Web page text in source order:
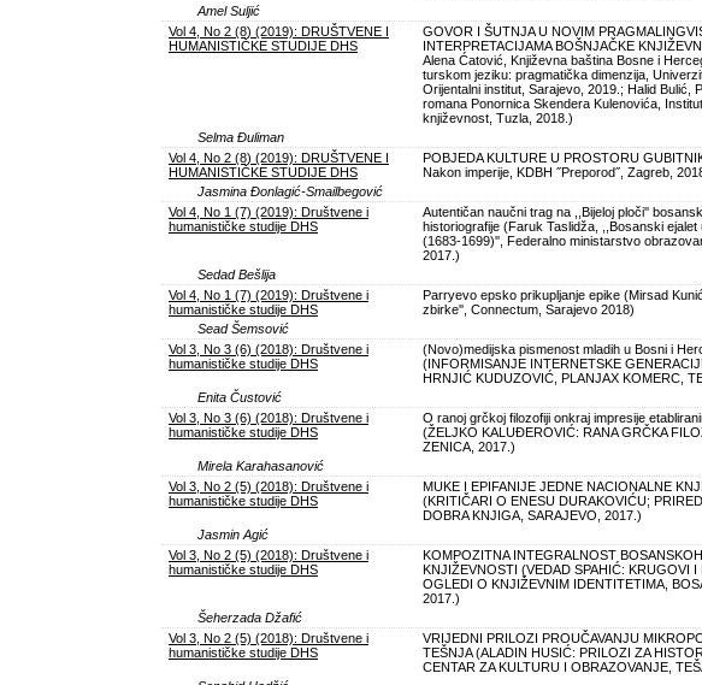
Amel Suljić
Vol 4, No 2 (8) (2019): DRUŠTVENE I
HUMANISTIČKE STUDIJE DHS
GOVOR I ŠUTNJA U NOVIM
INTERPRETACIJAMA BOŠNJAČKE
Alena Ćatović, Književna baština Bosne i
turskom jeziku: pragmatička dimenzija,
Orijentalni institut, Sarajevo, 2019.; Halid Bulić,
romana Ponornica Skendera Kulenovića,
književnost, Tuzla, 2018.)
Selma Đuliman
Vol 4, No 2 (8) (2019): DRUŠTVENE I
HUMANISTIČKE STUDIJE DHS
POBJEDA KULTURE U PROSTORU
Nakon imperije, KDBH ˝Preporod˝, Zagreb,
Jasmina Đonlagić-Smailbegović
Vol 4, No 1 (7) (2019): Društvene i
humanističke studije DHS
Autentičan naučni trag na ,,Bijeloj ploči''
historiografije (Faruk Taslidža, ,,Bosanski
(1683-1699)'', Federalno ministarstvo
2017.)
Sedad Bešlija
Vol 4, No 1 (7) (2019): Društvene i
humanističke studije DHS
Parryevo epsko prikupljanje epike (Mirsad
zbirke'', Connectum, Sarajevo 2018)
Sead Šemsović
Vol 3, No 3 (6) (2018): Društvene i
humanističke studije DHS
(Novo)medijska pismenost mladih u Bosni i
(INFORMISANJE INTERNETSKE
HRNJIĆ KUDUZOVIĆ, PLANJAX KOMERC,
Enita Čustović
Vol 3, No 3 (6) (2018): Društvene i
humanističke studije DHS
O ranoj grčkoj filozofiji onkraj impresije
(ŽELJKO KALUĐEROVIĆ: RANA GRČKA
ZENICA, 2017.)
Mirela Karahasanović
Vol 3, No 2 (5) (2018): Društvene i
humanističke studije DHS
MUKE I EPIFANIJE JEDNE NACIONALNE
(KRITIČARI O ENESU DURAKOVIĆU;
DOBRA KNJIGA, SARAJEVO, 2017.)
Jasmin Agić
Vol 3, No 2 (5) (2018): Društvene i
humanističke studije DHS
KOMPOZITNA INTEGRALNOST
KNJIŽEVNOSTI (VEDAD SPAHIĆ: KRUGOVI I
OGLEDI O KNJIŽEVNIM IDENTITETIMA,
2017.)
Šeherzada Džafić
Vol 3, No 2 (5) (2018): Društvene i
humanističke studije DHS
VRIJEDNI PRILOZI PROUČAVANJU
TEŠNJA (ALADIN HUSIĆ: PRILOZI ZA
CENTAR ZA KULTURU I OBRAZOVANJE,